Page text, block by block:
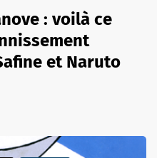
: voilà ce
et Naruto